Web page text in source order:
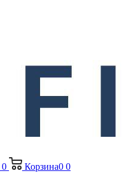
0 Корзина0 0